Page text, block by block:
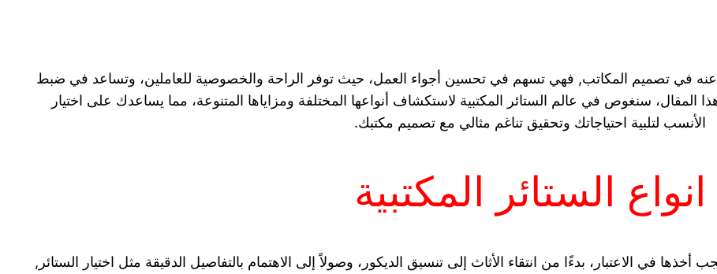
غنى عنه في تصميم المكاتب, فهي تسهم في تحسين أجواء العمل، حيث توفر الراحة والخصوصية للعاملين، وتساعد في ضبط
سنغوص في عالم الستائر المكتبية لاستكشاف أنواعها المختلفة ومزاياها المتنوعة، مما يساعدك على اختيار
الأنسب لتلبية احتياجاتك وتحقيق تناغم مثالي مع تصميم مكتبك.
انواع الستائر المكتبية
في الاعتبار، بدءًا من انتقاء الأثاث إلى تنسيق الديكور، وصولاً إلى الاهتمام بالتفاصيل الدقيقة مثل اختيار الستائر,